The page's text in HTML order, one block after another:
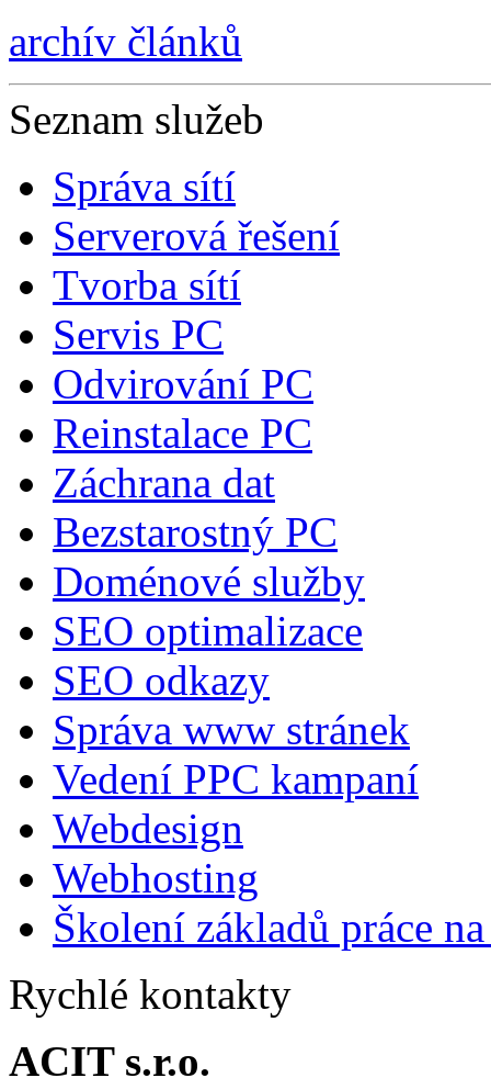
archív článků
Seznam služeb
Správa sítí
Serverová řešení
Tvorba sítí
Servis PC
Odvirování PC
Reinstalace PC
Záchrana dat
Bezstarostný PC
Doménové služby
SEO optimalizace
SEO odkazy
Správa www stránek
Vedení PPC kampaní
Webdesign
Webhosting
Školení základů práce
Rychlé kontakty
ACIT s.r.o.